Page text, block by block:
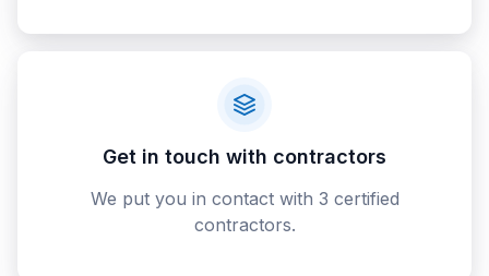
Get in touch with contractors
We put you in contact with 3 certified
contractors.